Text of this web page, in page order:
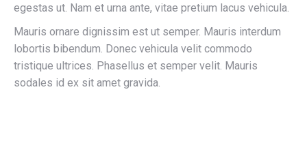
egestas ut. Nam et urna ante, vitae pretium lacus vehicula.
Mauris ornare dignissim est ut semper. Mauris interdum
lobortis bibendum. Donec vehicula velit commodo
tristique ultrices. Phasellus et semper velit. Mauris
sodales id ex sit amet gravida.